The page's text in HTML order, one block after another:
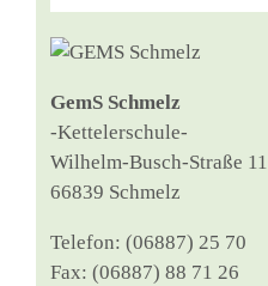
GemS Schmelz
‑Ket­tel­er­schu­le-
Wil­helm-Busch-Stra­ße 11
66839 Schmelz
Tele­fon: (06887) 25 70
Fax: (06887) 88 71 26